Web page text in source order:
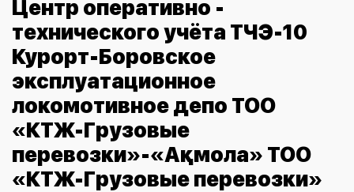
Центр оперативно -
технического учёта ТЧЭ-10
Курорт-Боровское
эксплуатационное
локомотивное депо ТОО
«КТЖ-Грузовые
перевозки»-«Ақмола» ТОО
«КТЖ-Грузовые перевозки»